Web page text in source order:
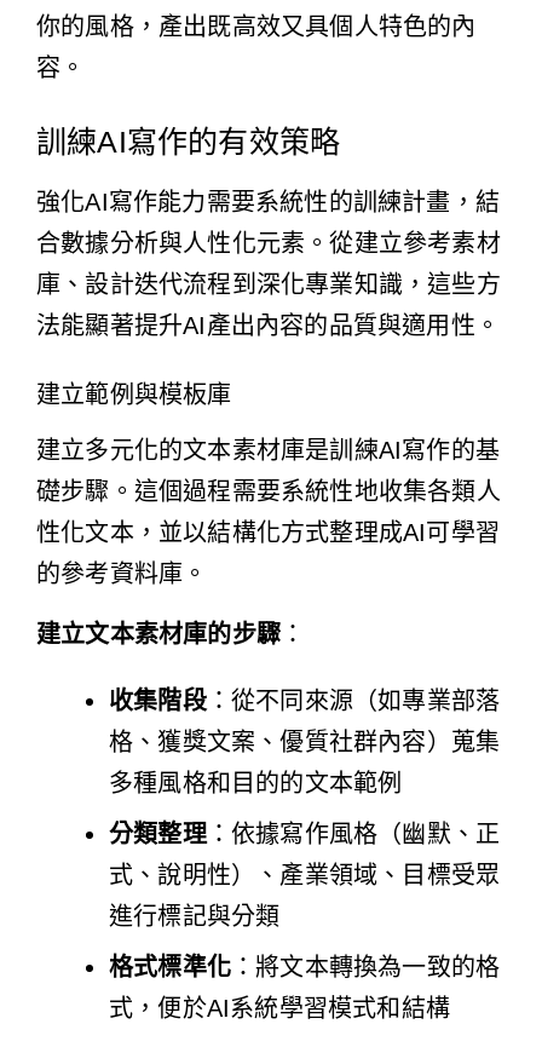
你的風格，產出既高效又具個人特色的內
容。
訓練AI寫作的有效策略
強化AI寫作能力需要系統性的訓練計畫，結
合數據分析與人性化元素。從建立參考素材
庫、設計迭代流程到深化專業知識，這些方
法能顯著提升AI產出內容的品質與適用性。
建立範例與模板庫
建立多元化的文本素材庫是訓練AI寫作的基
礎步驟。這個過程需要系統性地收集各類人
性化文本，並以結構化方式整理成AI可學習
的參考資料庫。
建立文本素材庫的步驟 ：
收集階段：從不同來源（如專業部落
格、獲獎文案、優質社群內容）蒐集
多種風格和目的的文本範例
分類整理：依據寫作風格（幽默、正
式、說明性）、產業領域、目標受眾
進行標記與分類
格式標準化 ：將文本轉換為一致的格
式，便於AI系統學習模式和結構